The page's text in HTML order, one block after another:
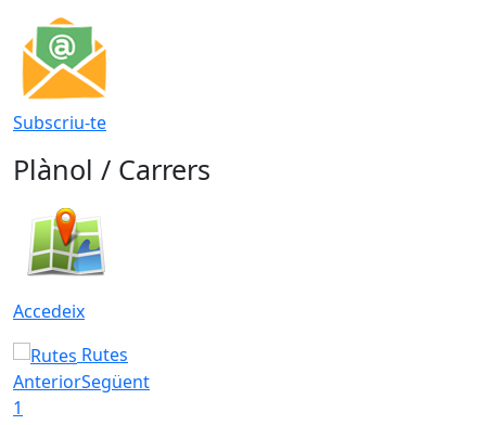
Subscriu-te
Plànol / Carrers
Accedeix
Rutes
AnteriorSegüent
1